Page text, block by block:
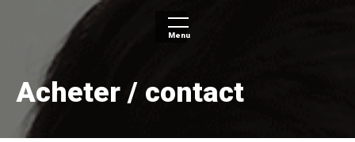
Menu
A propos de
Acheter / contact